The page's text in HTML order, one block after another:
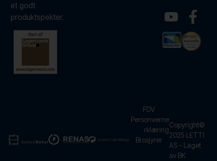
et godt
produktspekter.
Copyright©
2025 LETTI
AS – Laget
av BK
FDV
Personverne
rklæring
Brosjyrer